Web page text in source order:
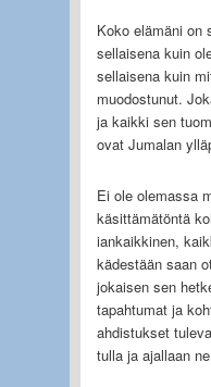
Koko elämäni on
sellaisena kuin
sellaisena kuin
muodostunut.
ja kaikki sen
ovat Jumalan
Ei ole olemassa
käsittämätöntä
iankaikkinen,
kädestään saan
jokaisen sen
tapahtumat ja
ahdistukset
tulla ja ajallaan